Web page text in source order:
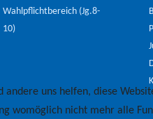
Wahlpflichtbereich (Jg.8-
10)
uns helfen, diese
womöglich nicht mehr alle